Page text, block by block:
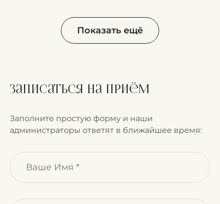
Показать ещё
Записаться на приём
Заполните простую форму и наши
администраторы ответят в ближайшее время: